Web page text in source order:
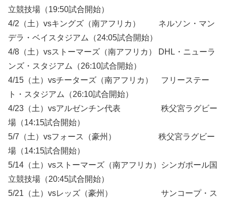
立競技場（19:50試合開始）
4/2（土）vsキングズ（南アフリカ） ネルソン・マン
デラ・ベイスタジアム（24:05試合開始）
4/8（土）vsストーマーズ（南アフリカ） DHL・ニューラ
ンズ・スタジアム（26:10試合開始）
4/15（土）vsチーターズ（南アフリカ） フリーステー
ト・スタジアム（26:10試合開始）
4/23（土）vsアルゼンチン代表 秩父宮ラグビー
場（14:15試合開始）
5/7（土）vsフォース（豪州） 秩父宮ラグビー
場（14:15試合開始）
5/14（土）vsストーマーズ（南アフリカ）シンガポール国
立競技場（20:45試合開始）
5/21（土）vsレッズ（豪州） サンコープ・ス